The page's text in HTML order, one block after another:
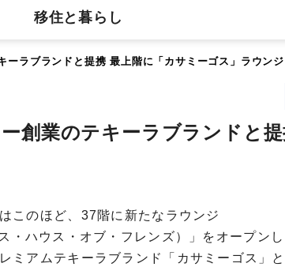
移住と暮らし
ーラブランドと提携 最上階に「カサミーゴス」ラウン
創業のテキーラブランドと
このほど、37階に新たなラウンジ
ハウス・オブ・フレンズ）」をオープンし
ミアムテキーラブランド「カサミーゴス」と